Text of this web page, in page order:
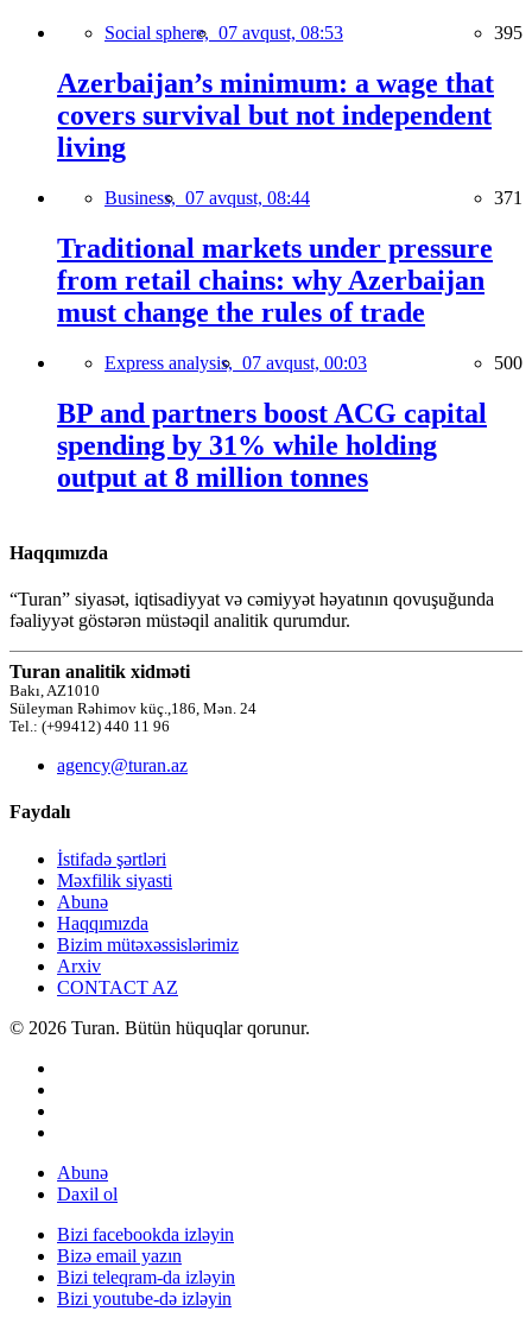
Social sphere, 07 avqust, 08:53 395
Azerbaijan’s minimum: a wage that
covers survival but not independent
living
Business, 07 avqust, 08:44 371
Traditional markets under pressure
from retail chains: why Azerbaijan
must change the rules of trade
Express analysis, 07 avqust, 00:03 500
BP and partners boost ACG capital
spending by 31% while holding
output at 8 million tonnes
Haqqımızda
“Turan” siyasət, iqtisadiyyat və cəmiyyət həyatının qovuşuğunda
fəaliyyət göstərən müstəqil analitik qurumdur.
Turan analitik xidməti
Bakı, AZ1010
Süleyman Rəhimov küç.,186, Mən. 24
Tel.: (+99412) 440 11 96
agency@turan.az
Faydalı
İstifadə şərtləri
Məxfilik siyasti
Abunə
Haqqımızda
Bizim mütəxəssislərimiz
Arxiv
CONTACT AZ
© 2026 Turan. Bütün hüquqlar qorunur.
Abunə
Daxil ol
Bizi facebookda izləyin
Bizə email yazın
Bizi teleqram-da izləyin
Bizi youtube-də izləyin